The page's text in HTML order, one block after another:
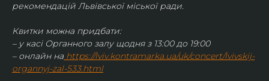
рекомендацій Львівської міської ради.
Квитки можна придбати:
– у касі Органного залу щодня з 13:00 до 19:00
– онлайн на https://lviv.kontramarka.ua/uk/concert/lvivskij-
organnyj-zal-533.html